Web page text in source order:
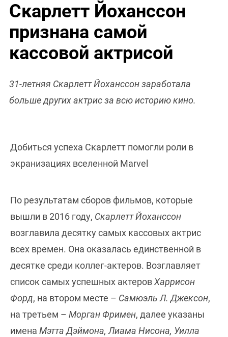
Скарлетт Йоханссон
признана самой
кассовой актрисой
31-летняя Скарлетт Йоханссон заработала
больше других актрис за всю историю кино.
Добиться успеха Скарлетт помогли роли в
экранизациях вселенной Marvel
По результатам сборов фильмов, которые
вышли в 2016 году, Скарлетт Йоханссон
возглавила десятку самых кассовых актрис
всех времен. Она оказалась единственной в
десятке среди коллег-актеров. Возглавляет
список самых успешных актеровХаррисон
Форд, на втором месте – Самюэль Л. Джексон,
на третьем – Морган Фримен, далее указаны
имена Мэтта Дэймона, Лиама Нисона, Уилла